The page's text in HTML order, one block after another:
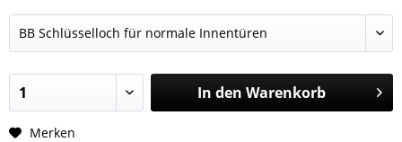
In den Warenkorb
Merken